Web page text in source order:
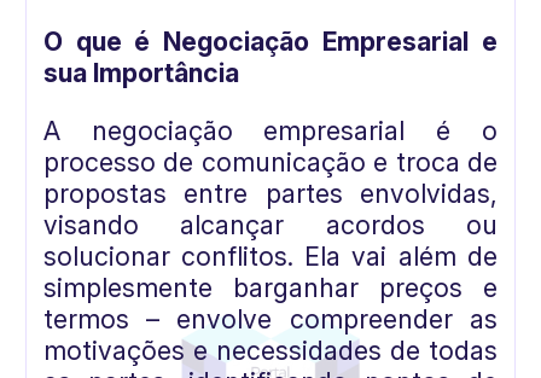
O que é Negociação Empresarial e
sua Importância
A negociação empresarial é o
processo de comunicação e troca de
propostas entre partes envolvidas,
visando alcançar acordos ou
solucionar conflitos. Ela vai além de
simplesmente barganhar preços e
termos – envolve compreender as
motivações e necessidades de todas